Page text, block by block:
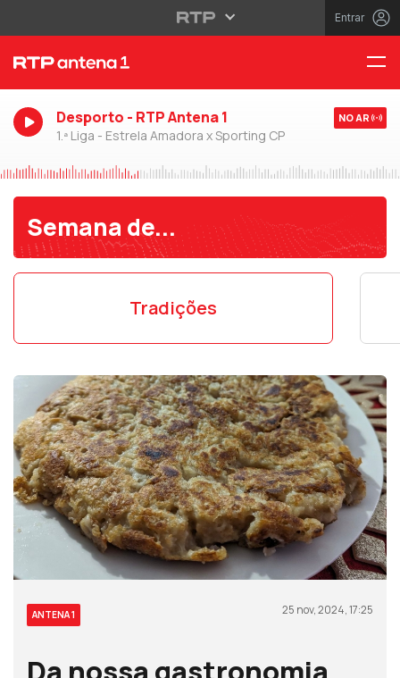
Entrar
Desporto - RTP Antena 1
1.ª Liga - Estrela Amadora x Sporting CP
NO AR
Semana de...
Tradições
ANTENA 1 25 nov, 2024, 17:25